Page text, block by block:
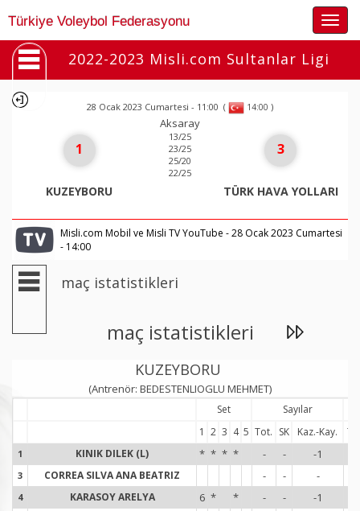
Türkiye Voleybol Federasyonu
2022-2023 Misli.com Sultanlar Ligi
28 Ocak 2023 Cumartesi - 11:00 ( 14:00 )
Aksaray
1
KUZEYBORU
13/25
23/25
25/20
22/25
3
TÜRK HAVA YOLLARI
Misli.com Mobil ve Misli TV YouTube - 28 Ocak 2023 Cumartesi
- 14:00
maç istatistikleri
maç istatistikleri
KUZEYBORU
(Antrenör: BEDESTENLIOGLU MEHMET)
Set
Sayılar
1 2 3 4 5 Tot. SK Kaz.-Kay.
1 KINIK DILEK (L) * * * * - - -1
3 CORREA SILVA ANA BEATRIZ - - -
4 KARASOY ARELYA 6 * * - - -1